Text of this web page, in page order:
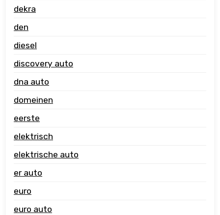
dekra
den
diesel
discovery auto
dna auto
domeinen
eerste
elektrisch
elektrische auto
er auto
euro
euro auto